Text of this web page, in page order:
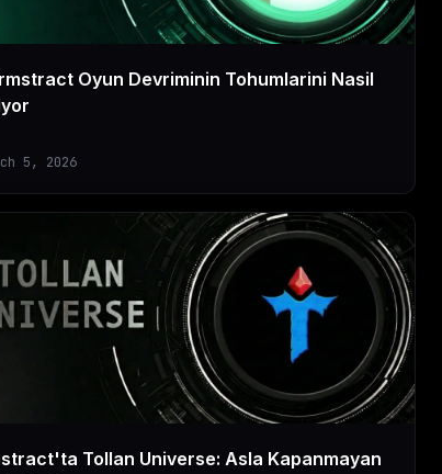
Oyun Devriminin Tohumlarini Nasil
5, 2026
Tollan Universe: Asla Kapanmayan